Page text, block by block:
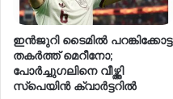
ഇൻജുറി ടൈമിൽ പറങ്കിക്കോട്ട
തകർത്ത് മെറീനോ;
പോർച്ചുഗലിനെ വീഴ്ത്തി
സ്പെയിൻ ക്വാർട്ടറിൽ